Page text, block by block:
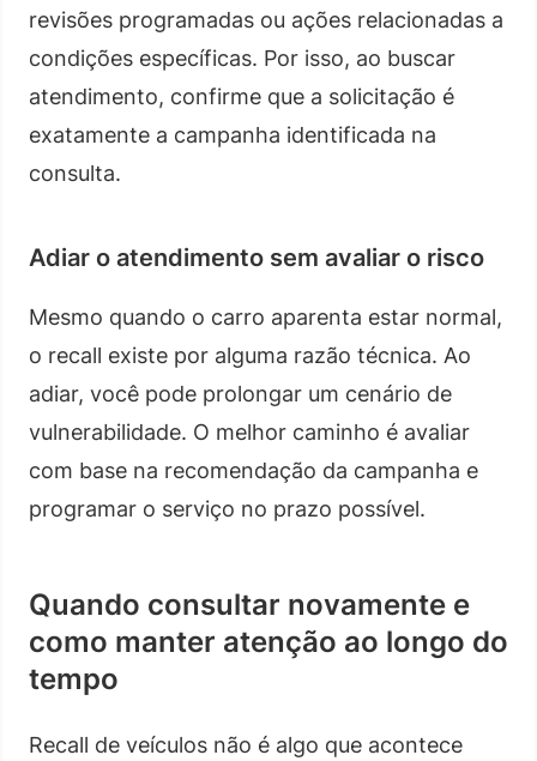
revisões programadas ou ações relacionadas a
condições específicas. Por isso, ao buscar
atendimento, confirme que a solicitação é
exatamente a campanha identificada na
consulta.
Adiar o atendimento sem avaliar o risco
Mesmo quando o carro aparenta estar normal,
o recall existe por alguma razão técnica. Ao
adiar, você pode prolongar um cenário de
vulnerabilidade. O melhor caminho é avaliar
com base na recomendação da campanha e
programar o serviço no prazo possível.
Quando consultar novamente e
como manter atenção ao longo do
tempo
Recall de veículos não é algo que acontece